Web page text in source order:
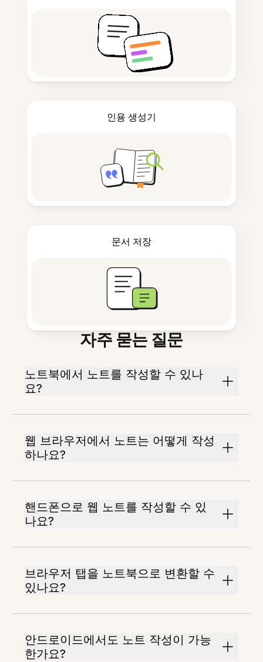
인용 생성기
문서 저장
자주 묻는 질문
노트북에서 노트를 작성할 수 있나
요?
웹 브라우저에서 노트는 어떻게 작성
하나요?
핸드폰으로 웹 노트를 작성할 수 있
나요?
브라우저 탭을 노트북으로 변환할 수
있나요?
안드로이드에서도 노트 작성이 가능
한가요?